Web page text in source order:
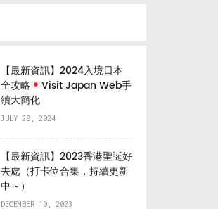
【最新資訊】2024入境日本
全攻略
Visit Japan Web手
續大簡化
JULY 28, 2024
【最新資訊】2023香港聖誕好
去處（打卡位合集，持續更新
中～）
DECEMBER 10, 2023